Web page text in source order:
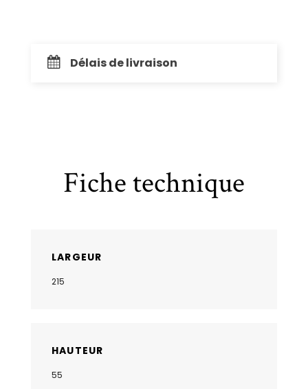
Délais de livraison
Fiche technique
LARGEUR
215
HAUTEUR
55